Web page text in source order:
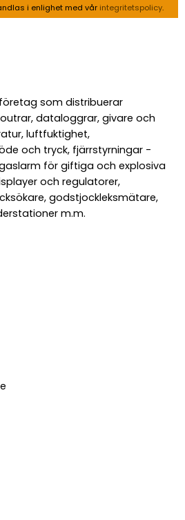
i enlighet med vår integritetspolicy.
som distribuerar
dataloggrar, givare och
luftfuktighet,
och tryck, fjärrstyrningar -
gaslarm för giftiga och explosiva
och regulatorer,
godstjockleksmätare,
m.m.